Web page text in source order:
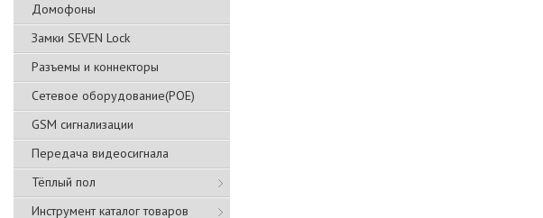
Домофоны
Замки SEVEN Lock
Разъемы и коннекторы
Сетевое оборудование(POE)
GSM сигнализации
Передача видеосигнала
Тёплый пол
Инструмент каталог товаров